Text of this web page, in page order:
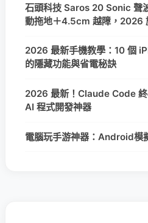
石頭科技 Saros 20 Sonic 聲
動拖地＋4.5cm 越障，2026
2026 最新手機教學：10 個
的隱藏功能與省電秘訣
2026 最新！Claude Code
AI 程式開發神器
電腦玩手游神器：Android模